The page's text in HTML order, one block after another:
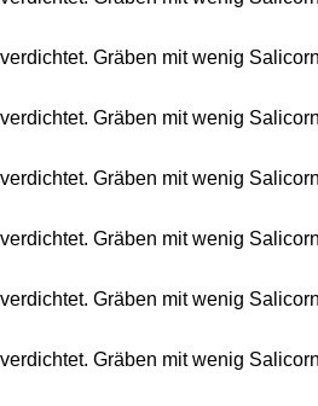
Gräben mit wenig
Gräben mit wenig
Gräben mit wenig
Gräben mit wenig
Gräben mit wenig
Gräben mit wenig